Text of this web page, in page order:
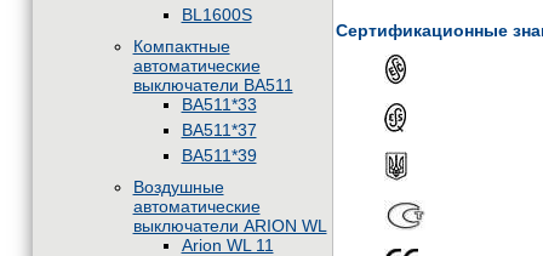
BL1600S
Компактные
автоматические
выключатели BA511
BA511*33
BA511*37
BA511*39
Воздушные
автоматические
выключатели ARION WL
Arion WL 11
Сертификационные